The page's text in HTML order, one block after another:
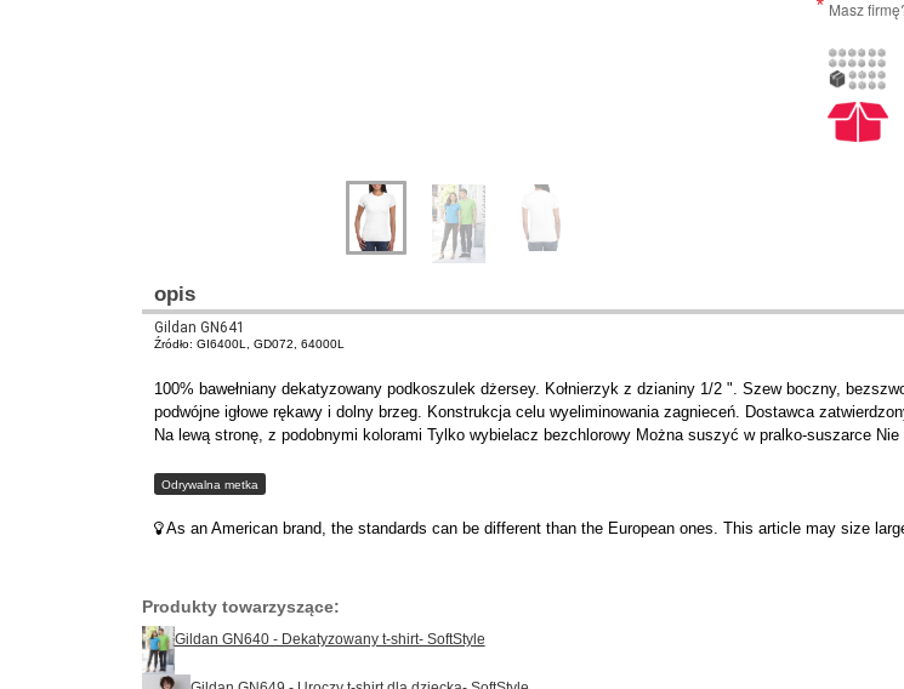
Masz
opis
Gildan GN641
Źródło: GI6400L, GD072, 64000L
100% bawełniany dekatyzowany podkoszulek dżersey. Kołnierzyk z dzianiny 1/2 ". Szew boczny,
podwójne igłowe rękawy i dolny brzeg. Konstrukcja celu wyeliminowania zagnieceń. Dostawca
Na lewą stronę, z podobnymi kolorami Tylko wybielacz bezchlorowy Można suszyć w pralko-suszarce
Odrywalna metka
As an American brand, the standards can be different than the European ones. This article may size
Produkty towarzyszące:
Gildan GN640 - Dekatyzowany t-shirt- SoftStyle